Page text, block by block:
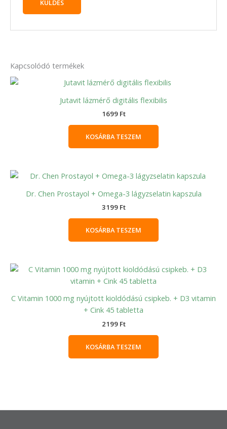
Kapcsolódó termékek
Jutavit lázmérő digitális flexibilis
1699 Ft
KOSÁRBA TESZEM
Dr. Chen Prostayol + Omega-3 lágyzselatin kapszula
3199 Ft
KOSÁRBA TESZEM
C Vitamin 1000 mg nyújtott kioldódású csipkeb. + D3 vitamin
+ Cink 45 tabletta
2199 Ft
KOSÁRBA TESZEM